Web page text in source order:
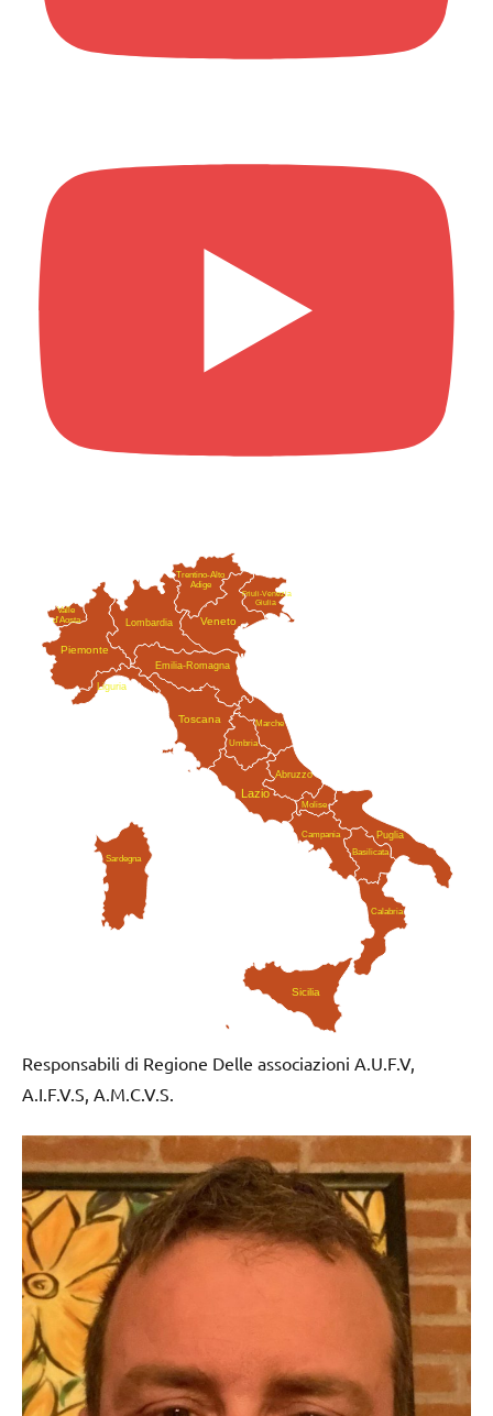
Abruzzo
Valle
d'Aosta
Puglia
Basilicata
Calabria
Campania
Emilia-Romagna
Friuli-Venezia
Giulia
Lazio
Liguria
Lombardia
Marche
Molise
Piemonte
Sardegna
Sicilia
Trentino-Alto
Adige
Toscana
Umbria
Veneto
Responsabili di Regione Delle associazioni A.U.F.V,
A.I.F.V.S, A.M.C.V.S.